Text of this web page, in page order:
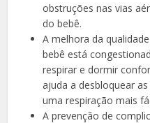
obstruções nas vias
do bebê.
A melhora da
bebê está
respirar e dormir
ajuda a desbloquear
uma respiração mais
A prevenção de